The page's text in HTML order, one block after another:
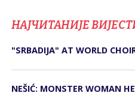
НАЈЧИТАНИЈЕ
"SRBADIJA" AT WORLD
NEŠIĆ: MONSTER WOMAN